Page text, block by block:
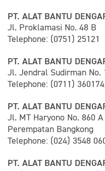
PT. ALAT BANTU
Jl. Proklamasi No. 48 B
Telephone: (0751) 25121
PT. ALAT BANTU
Jl. Jendral Sudirman No.
Telephone: (0711)
PT. ALAT BANTU
Jl. MT Haryono No. 860 A
Perempatan Bangkong
Telephone: (024) 3548
PT. ALAT BANTU